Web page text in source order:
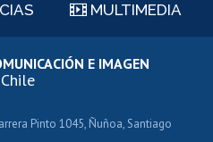
MULTIMEDIA
E IMAGEN
Pinto 1045, Ñuñoa, Santiago